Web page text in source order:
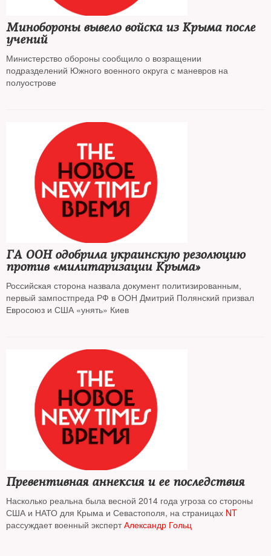
Минобороны вывело войска из Крыма после
учений
Министерство обороны сообщило о возращении
подразделений Южного военного округа с маневров на
полуострове
ГА ООН одобрила украинскую резолюцию
против «милитаризации Крыма»
Российская сторона назвала документ политизированным,
первый зампостпреда РФ в ООН Дмитрий Полянский призвал
Евросоюз и США «унять» Киев
Превентивная аннексия и ее последствия
Насколько реальна была весной 2014 года угроза со стороны
США и НАТО для Крыма и Севастополя, на страницах NT
рассуждает военный экспертАлександр Гольц